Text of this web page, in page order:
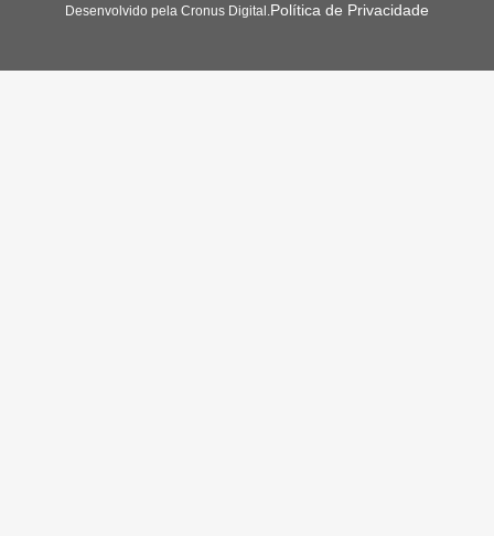
Desenvolvido pela Cronus Digital.Política de Privacidade